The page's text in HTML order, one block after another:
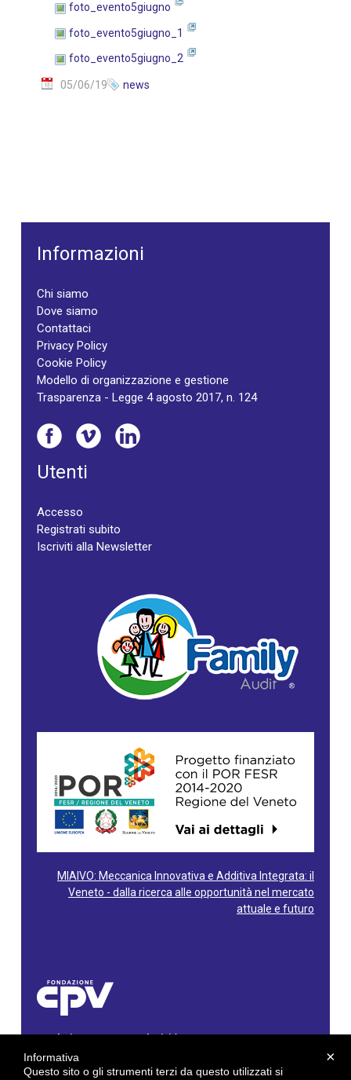
foto_evento5giugno
foto_evento5giugno_1
foto_evento5giugno_2
05/06/19 news
Informazioni
Chi siamo
Dove siamo
Contattaci
Privacy Policy
Cookie Policy
Modello di organizzazione e gestione
Trasparenza - Legge 4 agosto 2017, n. 124
Utenti
Accesso
Registrati subito
Iscriviti alla Newsletter
MIAIVO: Meccanica Innovativa e Additiva Integrata: il
Veneto - dalla ricerca alle opportunità nel mercato
attuale e futuro
Fondazione Centro Produttività Veneto
Via Gioacchino Rossini, 60 - 36100 Vicenza - Italy
Tel. 0444/960500 - Fax 0444/1932220
×
Informativa
Questo sito o gli strumenti terzi da questo utilizzati si